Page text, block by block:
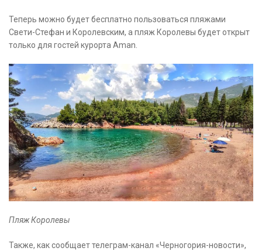
Теперь можно будет бесплатно пользоваться пляжами
Свети-Стефан и Королевским, а пляж Королевы будет открыт
только для гостей курорта Aman.
Пляж Королевы
Также, как сообщает телеграм-канал «Черногория-новости»,